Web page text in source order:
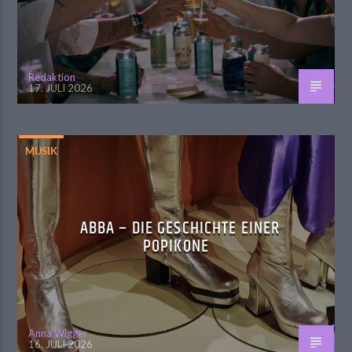
Redaktion
17. JULI 2026
MUSIK
ABBA – DIE GESCHICHTE EINER
POPIKONE
Anna Wigger
16. JULI 2026